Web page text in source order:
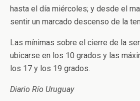
hasta el día miércoles; y desde el
sentir un marcado descenso de la
Las mínimas sobre el cierre de la
ubicarse en los 10 grados y las
los 17 y los 19 grados.
Diario Río Uruguay